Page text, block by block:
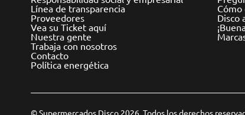
Línea de transparencia
Proveedores
Vea su Ticket aquí
Nuestra gente
Trabaja con nosotros
Contacto
Política energética
Cómo
Disco
© Supermercados Disco 2026. Todos los derechos